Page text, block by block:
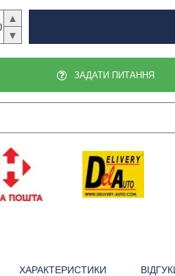
▲
▼
ЗАДАТИ ПИТАННЯ
ХАРАКТЕРИСТИКИ